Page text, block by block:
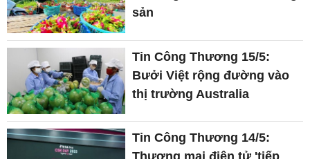
sản
Tin Công Thương 15/5:
Bưởi Việt rộng đường vào
thị trường Australia
Tin Công Thương 14/5:
Thương mại điện tử 'tiếp